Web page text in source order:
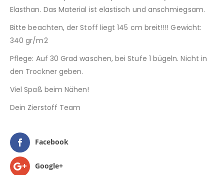
Elasthan. Das Material ist elastisch und anschmiegsam.
Bitte beachten, der Stoff liegt 145 cm breit!!!! Gewicht:
340 gr/m2
Pflege: Auf 30 Grad waschen, bei Stufe 1 bügeln. Nicht in
den Trockner geben.
Viel Spaß beim Nähen!
Dein Zierstoff Team
Facebook
Google+